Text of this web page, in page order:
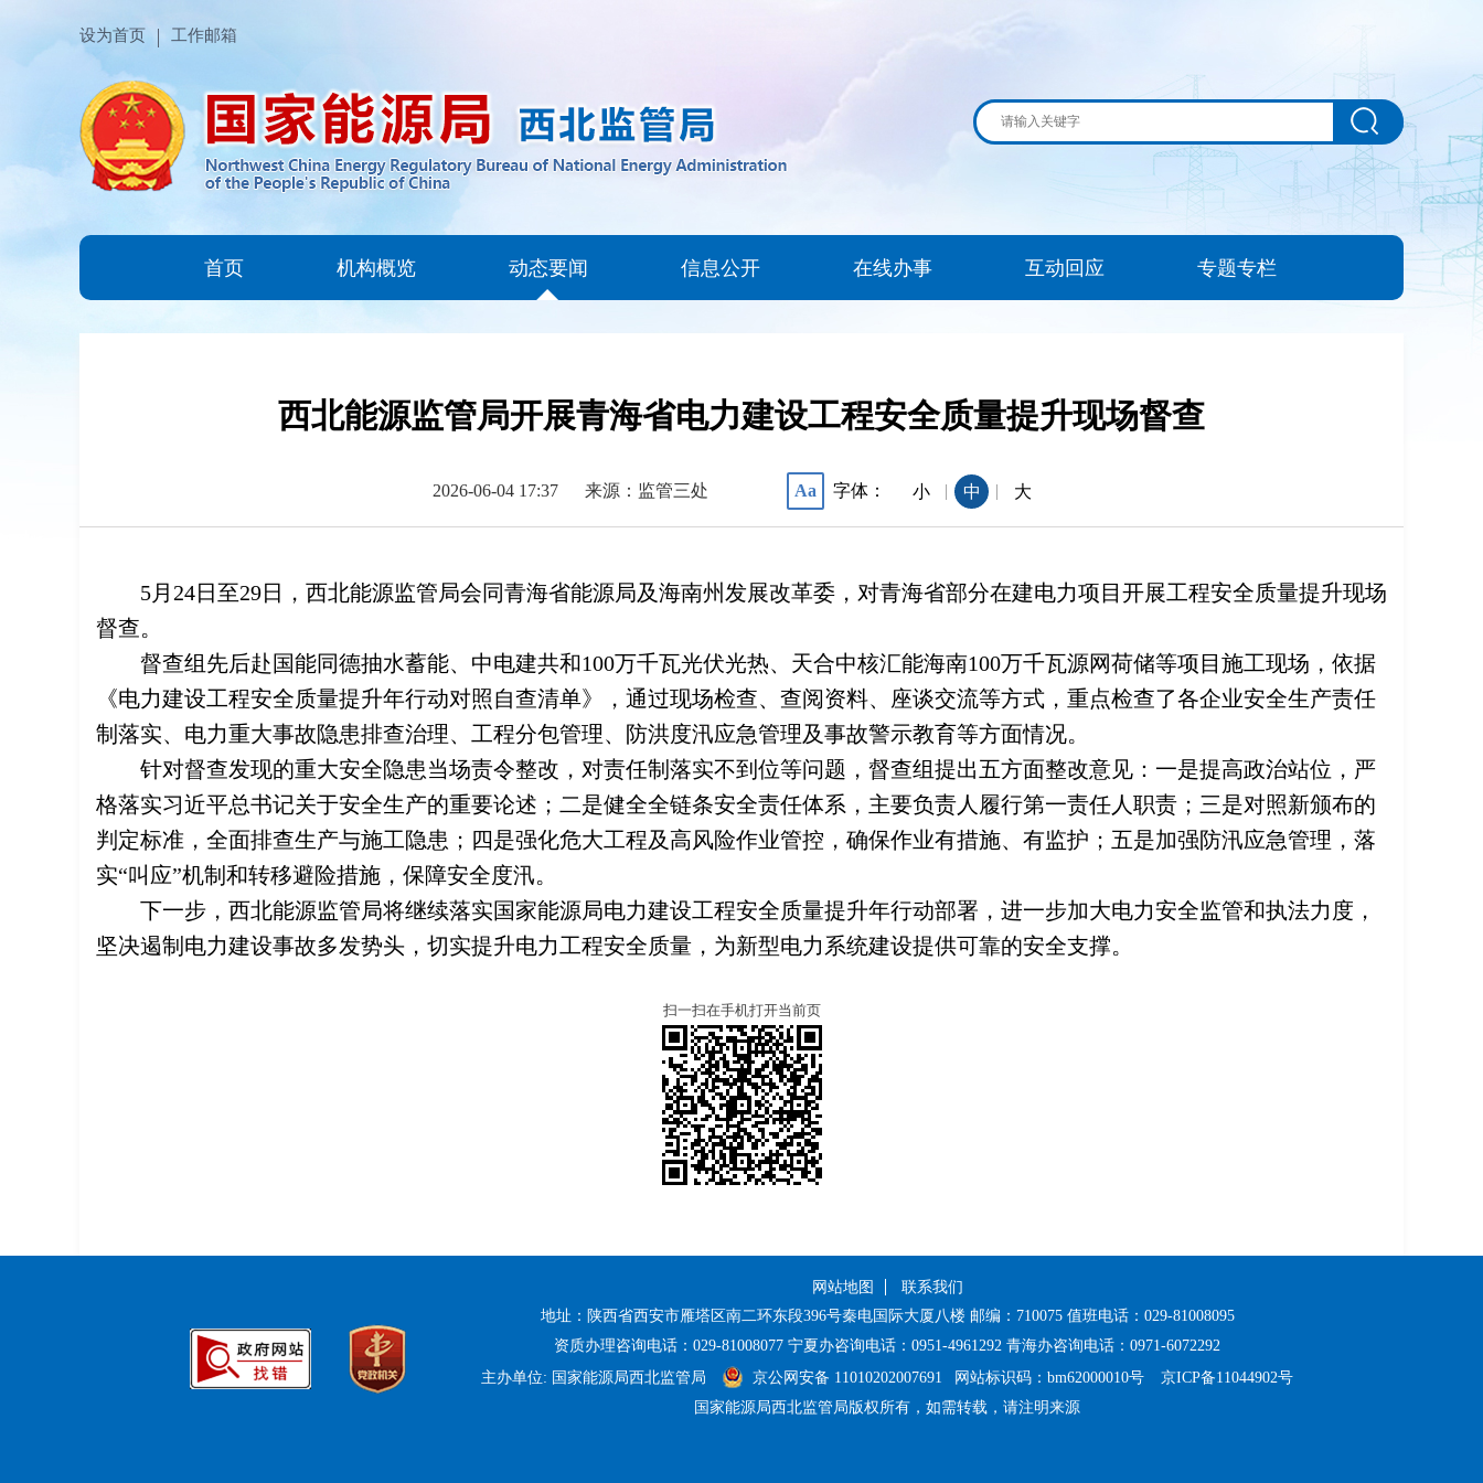
设为首页 工作邮箱
首页 机构概览 动态要闻 信息公开 在线办事 互动回应 专题专栏
西北能源监管局开展青海省电力建设工程安全质量提升现场督查
2026-06-04 17:37 来源：监管三处 Aa 字体： 小 | 中 | 大
5月24日至29日，西北能源监管局会同青海省能源局及海南州发展改革委，对青海省部分在建电力项目开展工程安全质量提升现场
督查。
督查组先后赴国能同德抽水蓄能、中电建共和100万千瓦光伏光热、天合中核汇能海南100万千瓦源网荷储等项目施工现场，依据
《电力建设工程安全质量提升年行动对照自查清单》，通过现场检查、查阅资料、座谈交流等方式，重点检查了各企业安全生产责任
制落实、电力重大事故隐患排查治理、工程分包管理、防洪度汛应急管理及事故警示教育等方面情况。
针对督查发现的重大安全隐患当场责令整改，对责任制落实不到位等问题，督查组提出五方面整改意见：一是提高政治站位，严
格落实习近平总书记关于安全生产的重要论述；二是健全全链条安全责任体系，主要负责人履行第一责任人职责；三是对照新颁布的
判定标准，全面排查生产与施工隐患；四是强化危大工程及高风险作业管控，确保作业有措施、有监护；五是加强防汛应急管理，落
实“叫应”机制和转移避险措施，保障安全度汛。
下一步，西北能源监管局将继续落实国家能源局电力建设工程安全质量提升年行动部署，进一步加大电力安全监管和执法力度，
坚决遏制电力建设事故多发势头，切实提升电力工程安全质量，为新型电力系统建设提供可靠的安全支撑。
扫一扫在手机打开当前页
网站地图
联系我们
地址：陕西省西安市雁塔区南二环东段396号秦电国际大厦八楼 邮编：710075 值班电话：029-81008095
资质办理咨询电话：029-81008077 宁夏办咨询电话：0951-4961292 青海办咨询电话：0971-6072292
主办单位: 国家能源局西北监管局
京公网安备 11010202007691 网站标识码：bm62000010号
京ICP备11044902号
国家能源局西北监管局版权所有，如需转载，请注明来源